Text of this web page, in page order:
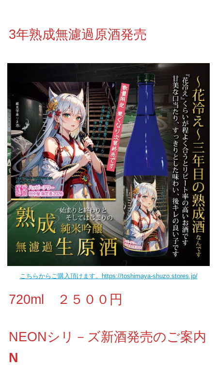
3年熟成無濾過原酒発売
こちらからご購入頂けます。https://toshimaya-shuzo.stores.jp/
720ml ２５００円
NEONシリ－ズ新酒発売のご案内
N